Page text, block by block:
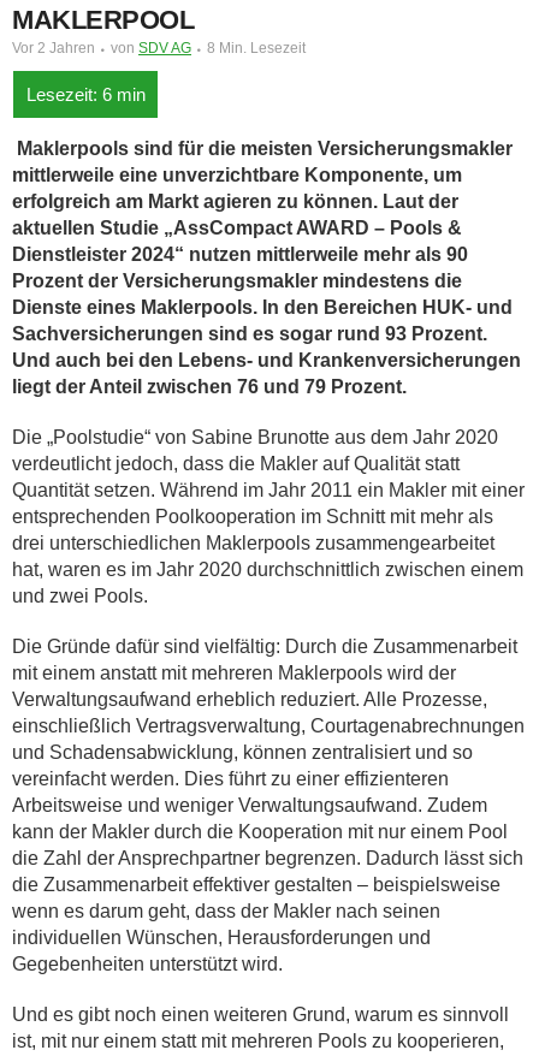
MAKLERPOOL
Vor 2 Jahren von SDV AG 8 Min. Lesezeit
Maklerpools sind für die meisten Versicherungsmakler
mittlerweile eine unverzichtbare Komponente, um
erfolgreich am Markt agieren zu können. Laut der
aktuellen Studie „AssCompact AWARD – Pools &
Dienstleister 2024“ nutzen mittlerweile mehr als 90
Prozent der Versicherungsmakler mindestens die
Dienste eines Maklerpools. In den Bereichen HUK- und
Sachversicherungen sind es sogar rund 93 Prozent.
Und auch bei den Lebens- und Krankenversicherungen
liegt der Anteil zwischen 76 und 79 Prozent.
Die „Poolstudie“ von Sabine Brunotte aus dem Jahr 2020
verdeutlicht jedoch, dass die Makler auf Qualität statt
Quantität setzen. Während im Jahr 2011 ein Makler mit einer
entsprechenden Poolkooperation im Schnitt mit mehr als
drei unterschiedlichen Maklerpools zusammengearbeitet
hat, waren es im Jahr 2020 durchschnittlich zwischen einem
und zwei Pools.
Die Gründe dafür sind vielfältig: Durch die Zusammenarbeit
mit einem anstatt mit mehreren Maklerpools wird der
Verwaltungsaufwand erheblich reduziert. Alle Prozesse,
einschließlich Vertragsverwaltung, Courtagenabrechnungen
und Schadensabwicklung, können zentralisiert und so
vereinfacht werden. Dies führt zu einer effizienteren
Arbeitsweise und weniger Verwaltungsaufwand. Zudem
kann der Makler durch die Kooperation mit nur einem Pool
die Zahl der Ansprechpartner begrenzen. Dadurch lässt sich
die Zusammenarbeit effektiver gestalten – beispielsweise
wenn es darum geht, dass der Makler nach seinen
individuellen Wünschen, Herausforderungen und
Gegebenheiten unterstützt wird.
Und es gibt noch einen weiteren Grund, warum es sinnvoll
ist, mit nur einem statt mit mehreren Pools zu kooperieren,